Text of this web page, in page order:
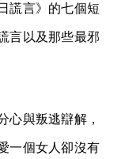
謊言》的七個短
言以及那些最邪
心與叛逃辯解，
一個女人卻沒有